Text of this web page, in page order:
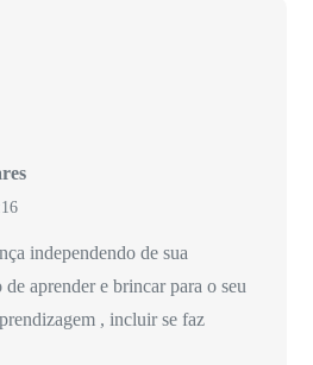
independendo de sua
aprender e brincar para o seu
, incluir se faz